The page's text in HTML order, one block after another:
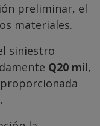
preliminar, el
materiales.
siniestro
Q20 mil,